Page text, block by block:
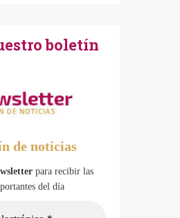
boletín
de noticias
para recibir las
del día